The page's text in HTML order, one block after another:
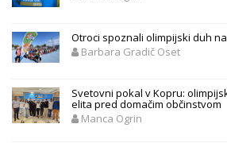
Otroci spoznali olimpijski duh
Barbara Gradič Oset
Svetovni pokal v Kopru:
elita pred domačim občinstvom
Manca Ogrin